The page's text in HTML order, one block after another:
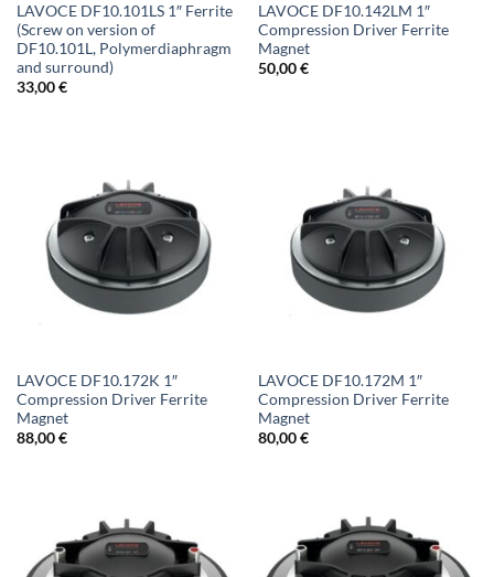
LAVOCE DF10.101LS 1″ Ferrite
(Screw on version of
DF10.101L, Polymerdiaphragm
and surround)
33,00€
LAVOCE DF10.142LM 1″
Compression Driver Ferrite
Magnet
50,00€
LAVOCE DF10.172K 1″
Compression Driver Ferrite
Magnet
88,00€
LAVOCE DF10.172M 1″
Compression Driver Ferrite
Magnet
80,00€